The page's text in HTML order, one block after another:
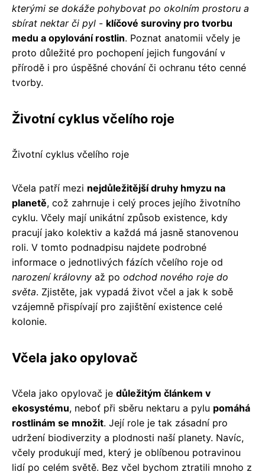
kterými se dokáže pohybovat po okolním prostoru a
sbírat nektar či pyl - klíčové suroviny pro tvorbu
medu a opylování rostlin. Poznat anatomii včely je
proto důležité pro pochopení jejich fungování v
přírodě i pro úspěšné chování či ochranu této cenné
tvorby.
Životní cyklus včelího roje
Životní cyklus včelího roje
Včela patří mezi nejdůležitější druhy hmyzu na
planetě, což zahrnuje i celý proces jejího životního
cyklu. Včely mají unikátní způsob existence, kdy
pracují jako kolektiv a každá má jasně stanovenou
roli. V tomto podnadpisu najdete podrobné
informace o jednotlivých fázích včelího roje od
narození královny až po odchod nového roje do
světa. Zjistěte, jak vypadá život včel a jak k sobě
vzájemně přispívají pro zajištění existence celé
kolonie.
Včela jako opylovač
Včela jako opylovač je důležitým článkem v
ekosystému, neboť při sběru nektaru a pylu pomáhá
rostlinám se množit. Její role je tak zásadní pro
udržení biodiverzity a plodnosti naší planety. Navíc,
včely produkují med, který je oblíbenou potravinou
lidí po celém světě. Bez včel bychom ztratili mnoho z